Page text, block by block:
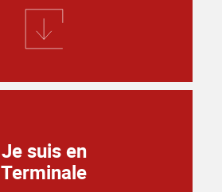
Je suis en
Terminale